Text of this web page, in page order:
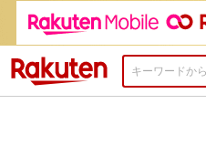
楽天市場